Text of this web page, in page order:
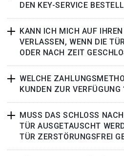
DEN KEY-SERVICE
KANN ICH MICH AUF
VERLASSEN, WENN DIE
ODER NACH ZEIT
WELCHE
KUNDEN ZUR VERFÜGUNG
MUSS DAS SCHLOSS
TÜR AUSGETAUSCHT
TÜR ZERSTÖRUNGSFREI